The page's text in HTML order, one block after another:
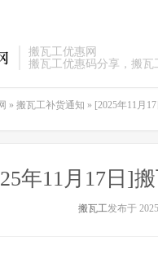
搬瓦工优惠网
搬瓦工优惠码分享，搬瓦
» 搬瓦工补货通知 » [2025年11月
年11月17日]
搬瓦工发布于